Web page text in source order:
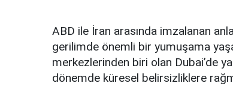
ABD ile İran arasında imzalanan
gerilimde önemli bir yumuşama
merkezlerinden biri olan Dubai’de
dönemde küresel belirsizliklere